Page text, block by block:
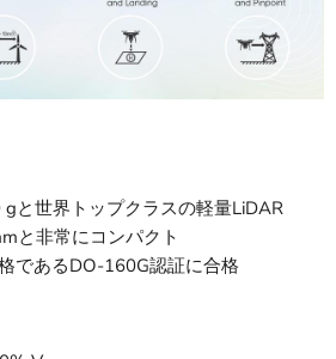
と世界トップクラスの軽量LiDAR
と非常にコンパクト
であるDO-160G認証に合格